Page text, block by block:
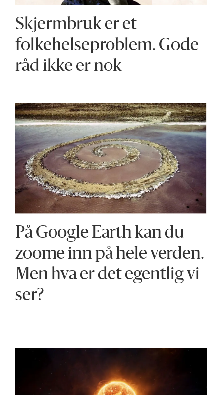
Skjermbruk er et
folkehelse­problem. Gode
råd ikke er nok
På Google Earth kan du
zoome inn på hele verden.
Men hva er det egentlig vi
ser?